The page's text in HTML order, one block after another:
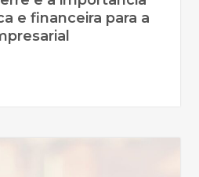
e financeira para a